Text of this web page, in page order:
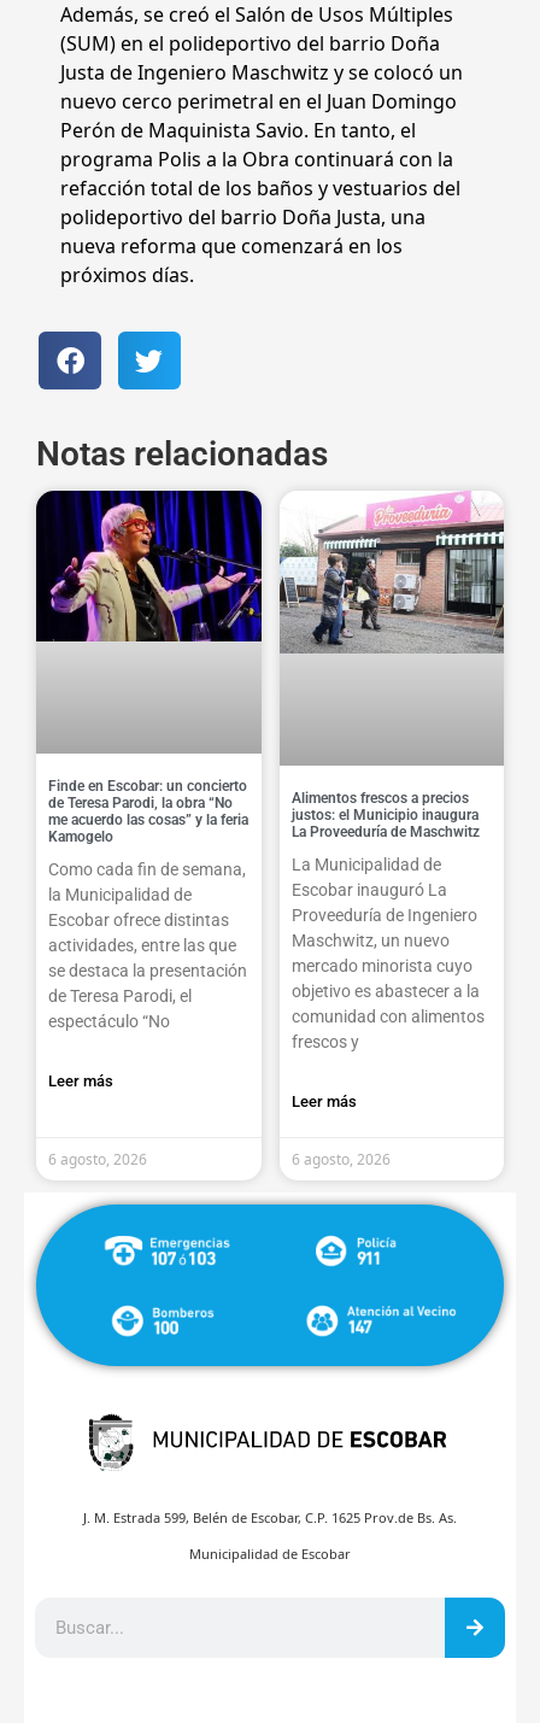
Además, se creó el Salón de Usos Múltiples
(SUM) en el polideportivo del barrio Doña
Justa de Ingeniero Maschwitz y se colocó un
nuevo cerco perimetral en el Juan Domingo
Perón de Maquinista Savio. En tanto, el
programa Polis a la Obra continuará con la
refacción total de los baños y vestuarios del
polideportivo del barrio Doña Justa, una
nueva reforma que comenzará en los
próximos días.
Notas relacionadas
Finde en Escobar: un concierto
de Teresa Parodi, la obra “No
me acuerdo las cosas” y la feria
Kamogelo
Como cada fin de semana,
la Municipalidad de
Escobar ofrece distintas
actividades, entre las que
se destaca la presentación
de Teresa Parodi, el
espectáculo “No
Leer más
6 agosto, 2026
Alimentos frescos a precios
justos: el Municipio inaugura
La Proveeduría de Maschwitz
La Municipalidad de
Escobar inauguró La
Proveeduría de Ingeniero
Maschwitz, un nuevo
mercado minorista cuyo
objetivo es abastecer a la
comunidad con alimentos
frescos y
Leer más
6 agosto, 2026
J. M. Estrada 599, Belén de Escobar, C.P. 1625 Prov.de Bs. As.
Municipalidad de Escobar